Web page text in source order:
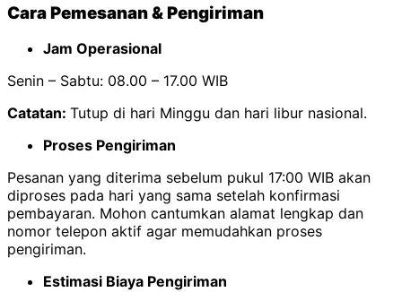
Cara Pemesanan & Pengiriman
Jam Operasional
Senin – Sabtu: 08.00 – 17.00 WIB
Catatan: Tutup di hari Minggu dan hari libur nasional.
Proses Pengiriman
Pesanan yang diterima sebelum pukul 17:00 WIB akan
diproses pada hari yang sama setelah konfirmasi
pembayaran. Mohon cantumkan alamat lengkap dan
nomor telepon aktif agar memudahkan proses
pengiriman.
Estimasi Biaya Pengiriman